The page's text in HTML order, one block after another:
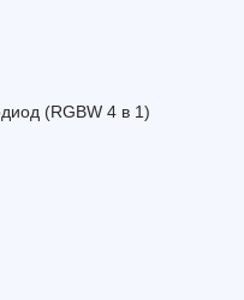
(RGBW 4 в 1)